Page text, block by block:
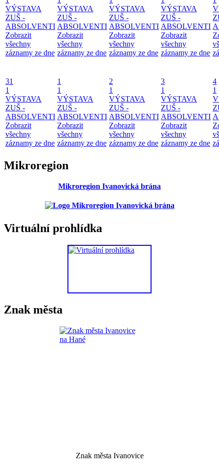
VÝSTAVA
ZUŠ -
ABSOLVENTI
Zobrazit
všechny
záznamy ze dne
VÝSTAVA
ZUŠ -
ABSOLVENTI
Zobrazit
všechny
záznamy ze dne
VÝSTAVA
ZUŠ -
ABSOLVENTI
Zobrazit
všechny
záznamy ze dne
VÝSTAVA
ZUŠ -
ABSOLVENTI
Zobrazit
všechny
záznamy ze dne
31
1
VÝSTAVA
ZUŠ -
ABSOLVENTI
Zobrazit
všechny
záznamy ze dne
1
1
VÝSTAVA
ZUŠ -
ABSOLVENTI
Zobrazit
všechny
záznamy ze dne
2
1
VÝSTAVA
ZUŠ -
ABSOLVENTI
Zobrazit
všechny
záznamy ze dne
3
1
VÝSTAVA
ZUŠ -
ABSOLVENTI
Zobrazit
všechny
záznamy ze dne
4
1
Mikroregion
Mikroregion Ivanovická brána
Virtuální prohlídka
Znak města
Znak města Ivanovice